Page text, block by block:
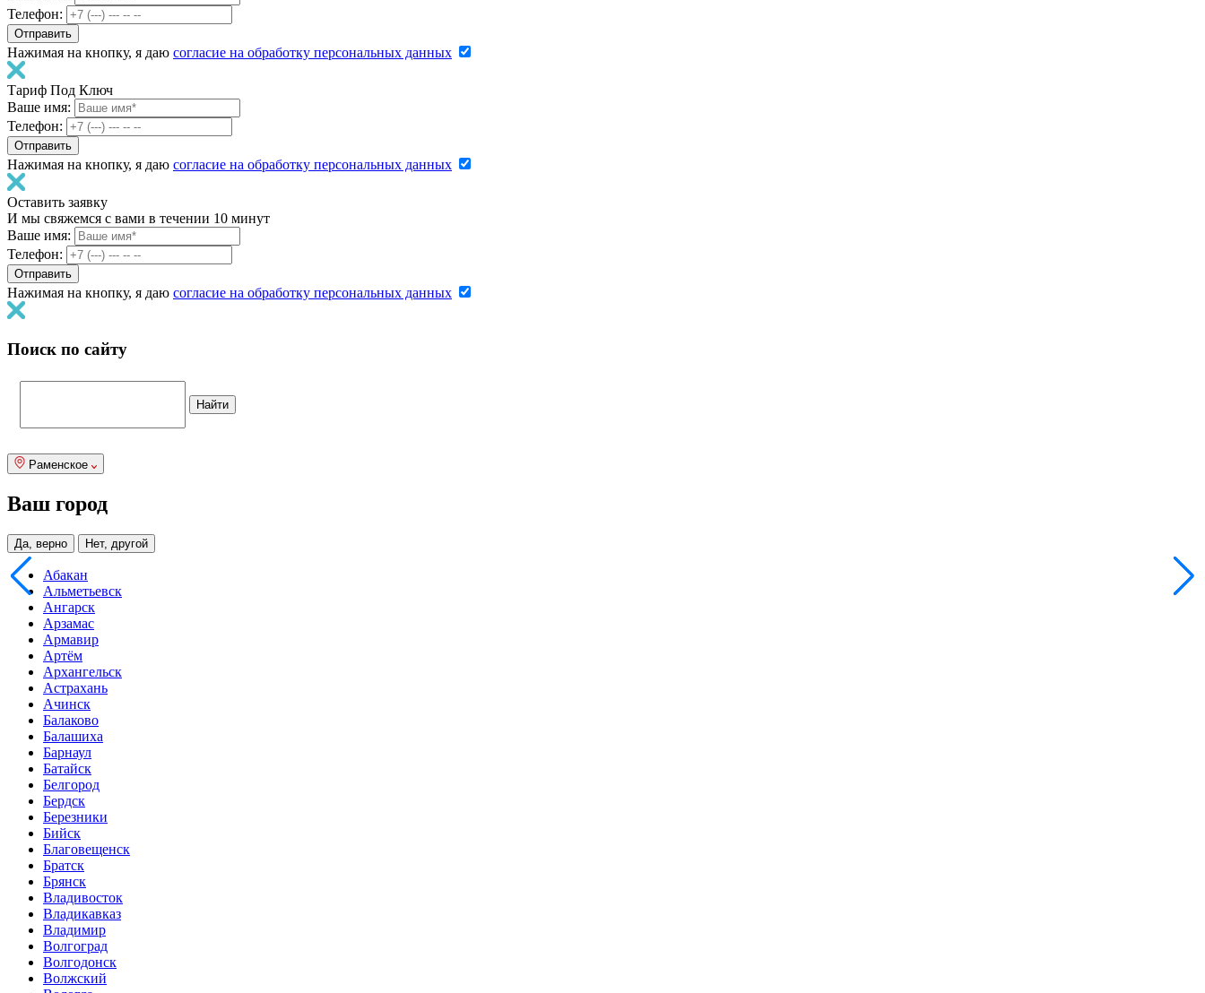
Телефон:
Нажимая на кнопку, я даю согласие на обработку персональных данных
Тариф Под Ключ
Ваше имя:
Телефон:
Нажимая на кнопку, я даю согласие на обработку персональных данных
Оставить заявку
И мы свяжемся с вами в течении 10 минут
Ваше имя:
Телефон:
Нажимая на кнопку, я даю согласие на обработку персональных данных
Поиск по сайту
Раменское
Ваш город
Да, верно Нет, другой
Абакан
Альметьевск
Ангарск
Арзамас
Армавир
Артём
Архангельск
Астрахань
Ачинск
Балаково
Балашиха
Барнаул
Батайск
Белгород
Бердск
Березники
Бийск
Благовещенск
Братск
Брянск
Владивосток
Владикавказ
Владимир
Волгоград
Волгодонск
Волжский